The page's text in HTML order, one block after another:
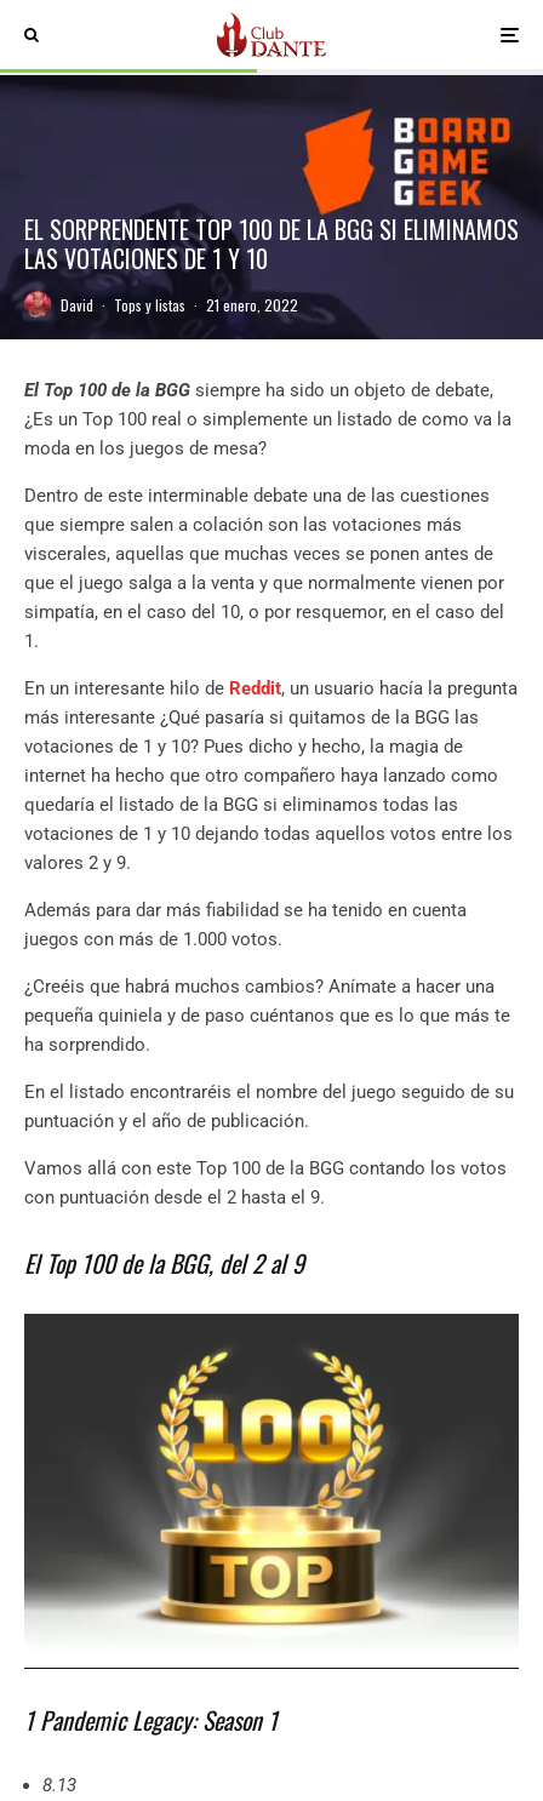
EL SORPRENDENTE TOP 100 DE LA BGG SI ELIMINAMOS
LAS VOTACIONES DE 1 Y 10
David · Tops y listas · 21 enero, 2022
El Top 100 de la BGG siempre ha sido un objeto de debate,
¿Es un Top 100 real o simplemente un listado de como va la
moda en los juegos de mesa?
Dentro de este interminable debate una de las cuestiones
que siempre salen a colación son las votaciones más
viscerales, aquellas que muchas veces se ponen antes de
que el juego salga a la venta y que normalmente vienen por
simpatía, en el caso del 10, o por resquemor, en el caso del
1.
En un interesante hilo de Reddit, un usuario hacía la pregunta
más interesante ¿Qué pasaría si quitamos de la BGG las
votaciones de 1 y 10? Pues dicho y hecho, la magia de
internet ha hecho que otro compañero haya lanzado como
quedaría el listado de la BGG si eliminamos todas las
votaciones de 1 y 10 dejando todas aquellos votos entre los
valores 2 y 9.
Además para dar más fiabilidad se ha tenido en cuenta
juegos con más de 1.000 votos.
¿Creéis que habrá muchos cambios? Anímate a hacer una
pequeña quiniela y de paso cuéntanos que es lo que más te
ha sorprendido.
En el listado encontraréis el nombre del juego seguido de su
puntuación y el año de publicación.
Vamos allá con este Top 100 de la BGG contando los votos
con puntuación desde el 2 hasta el 9.
El Top 100 de la BGG, del 2 al 9
1 Pandemic Legacy: Season 1
8.13